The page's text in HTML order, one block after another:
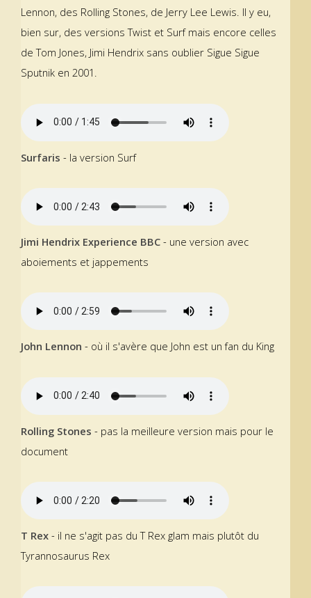
Lennon, des Rolling Stones, de Jerry Lee Lewis. Il y eu,
bien sur, des versions Twist et Surf mais encore celles
de Tom Jones, Jimi Hendrix sans oublier Sigue Sigue
Sputnik en 2001.
Surfaris - la version Surf
Jimi Hendrix Experience BBC - une version avec
aboiements et jappements
John Lennon - où il s'avère que John est un fan du King
Rolling Stones - pas la meilleure version mais pour le
document
T Rex - il ne s'agit pas du T Rex glam mais plutôt du
Tyrannosaurus Rex